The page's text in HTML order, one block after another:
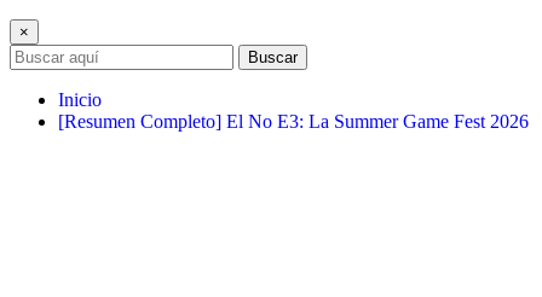
×
Buscar
Inicio
[Resumen Completo] El No E3: La Summer Game Fest 2026